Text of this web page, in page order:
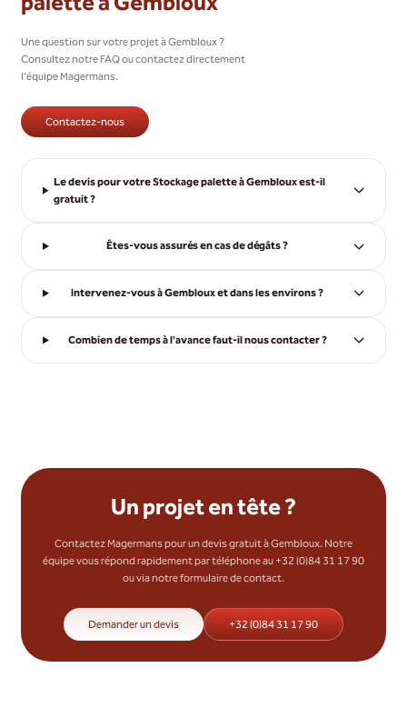
Une question sur votre projet à Gembloux ?
Consultez notre FAQ ou contactez directement
l'équipe Magermans.
Contactez-nous
Le devis pour votre Stockage palette à Gembloux est-il
gratuit ?
Êtes-vous assurés en cas de dégâts ?
Intervenez-vous à Gembloux et dans les environs ?
Combien de temps à l'avance faut-il nous contacter ?
Un projet en tête ?
Contactez Magermans pour un devis gratuit à Gembloux. Notre
équipe vous répond rapidement par téléphone au +32 (0)84 31 17 90
ou via notre formulaire de contact.
Demander un devis +32 (0)84 31 17 90